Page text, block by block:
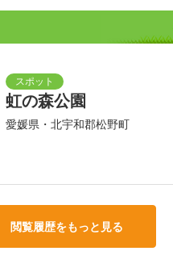
虹の森公園
愛媛県・北宇和郡松野町
閲覧履歴をもっと見る